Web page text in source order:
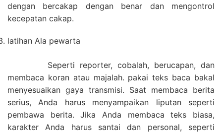
dengan bercakap dengan benar dan mengontrol
kecepatan cakap.
latihan Ala pewarta
Seperti reporter, cobalah, berucapan, dan
membaca koran atau majalah. pakai teks baca bakal
menyesuaikan gaya transmisi. Saat membaca berita
serius, Anda harus menyampaikan liputan seperti
pembawa berita. Jika Anda membaca teks biasa,
karakter Anda harus santai dan personal, seperti